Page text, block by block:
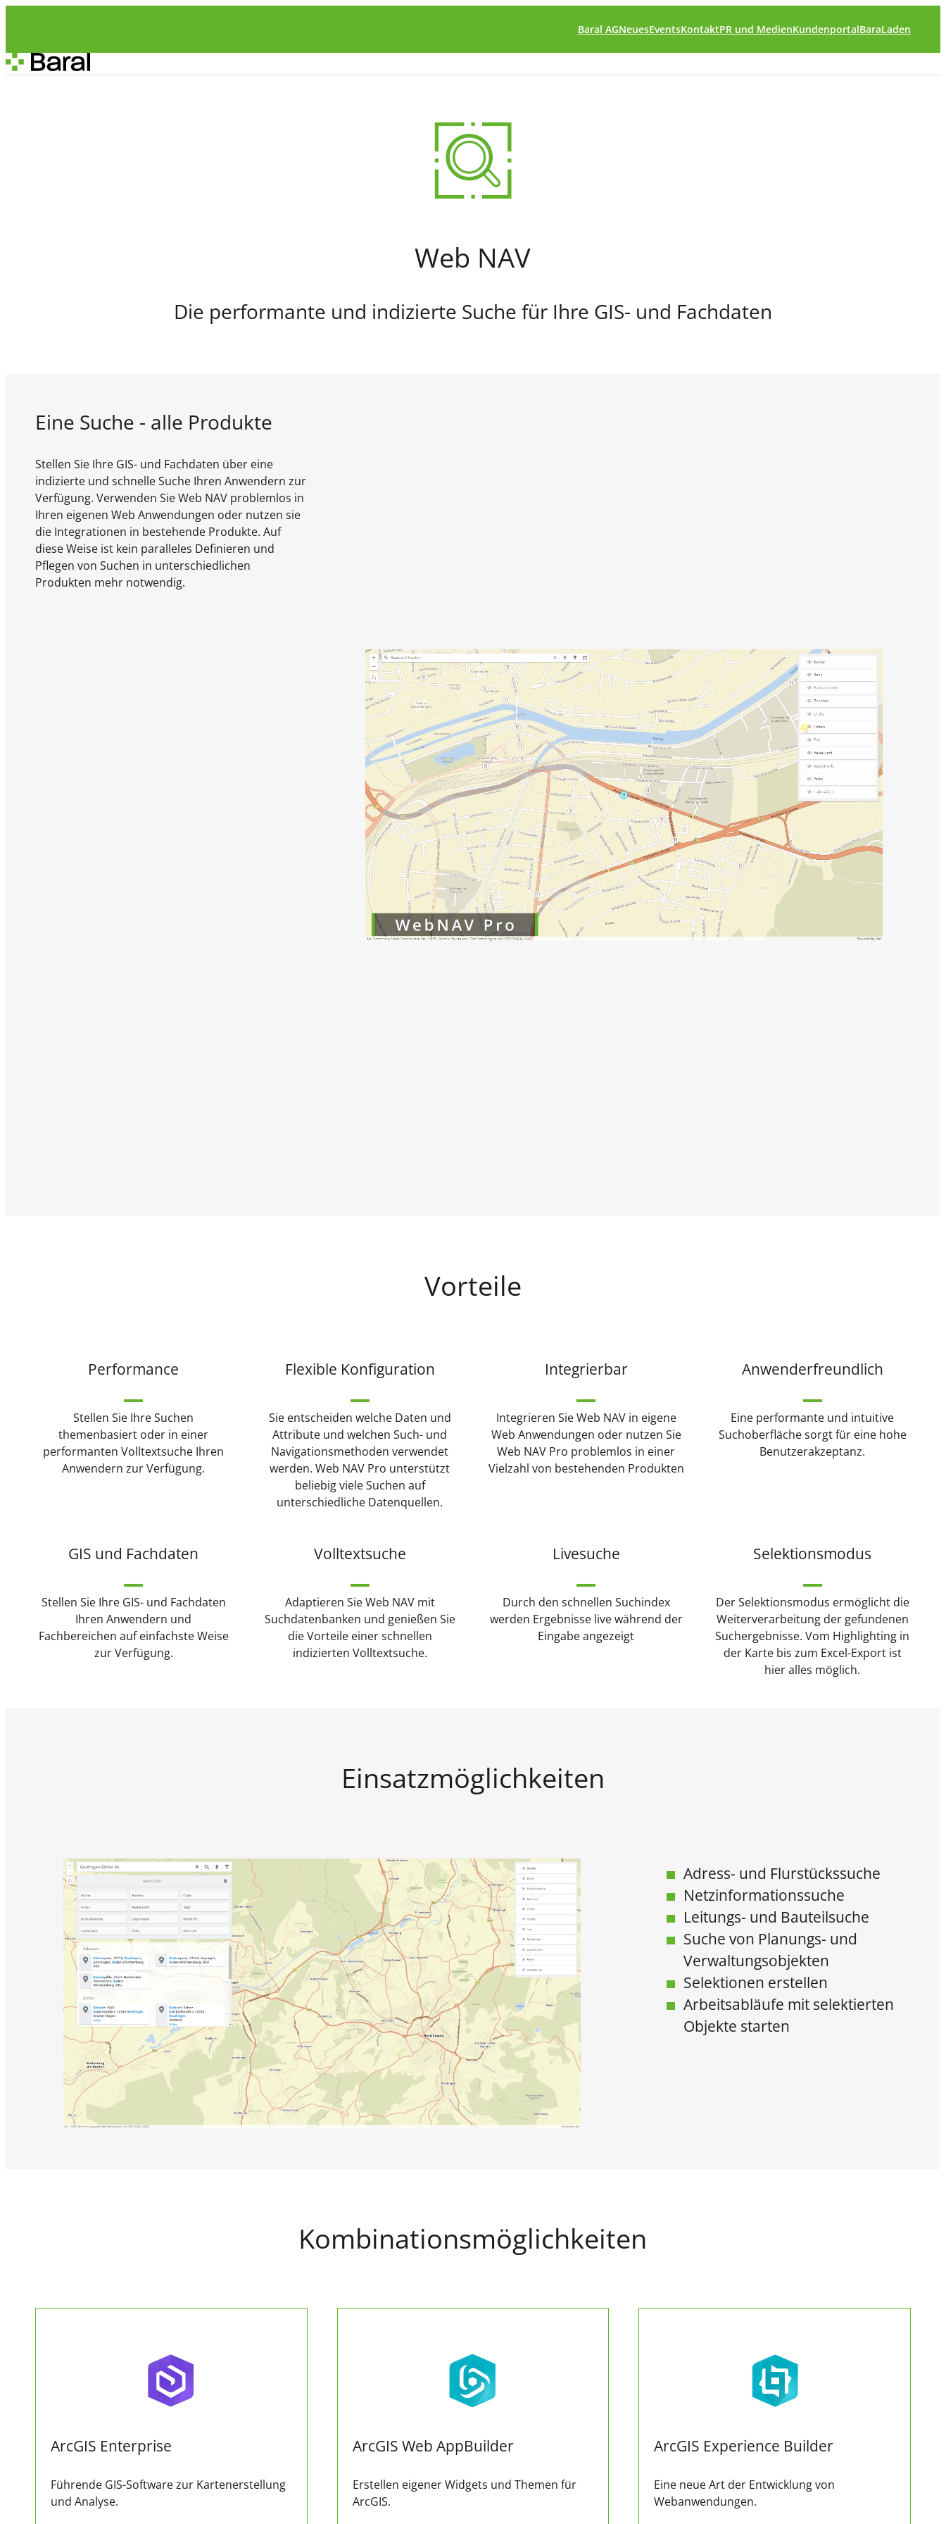
Baral AGNeuesEventsKontaktPR und MedienKundenportalBaraLaden
Web NAV
Die performante und indizierte Suche für Ihre GIS- und Fachdaten
Eine Suche - alle Produkte
Stellen Sie Ihre GIS- und Fachdaten über eine
indizierte und schnelle Suche Ihren Anwendern zur
Verfügung. Verwenden Sie Web NAV problemlos in
Ihren eigenen Web Anwendungen oder nutzen sie
die Integrationen in bestehende Produkte. Auf
diese Weise ist kein paralleles Definieren und
Pflegen von Suchen in unterschiedlichen
Produkten mehr notwendig.
Vorteile
Performance
Stellen Sie Ihre Suchen
themenbasiert oder in einer
performanten Volltextsuche Ihren
Anwendern zur Verfügung.
Flexible Konfiguration
Sie entscheiden welche Daten und
Attribute und welchen Such- und
Navigationsmethoden verwendet
werden. Web NAV Pro unterstützt
beliebig viele Suchen auf
unterschiedliche Datenquellen.
Integrierbar
Integrieren Sie Web NAV in eigene
Web Anwendungen oder nutzen Sie
Web NAV Pro problemlos in einer
Vielzahl von bestehenden Produkten
Anwenderfreundlich
Eine performante und intuitive
Suchoberfläche sorgt für eine hohe
Benutzerakzeptanz.
GIS und Fachdaten
Stellen Sie Ihre GIS- und Fachdaten
Ihren Anwendern und
Fachbereichen auf einfachste Weise
zur Verfügung.
Volltextsuche
Adaptieren Sie Web NAV mit
Suchdatenbanken und genießen Sie
die Vorteile einer schnellen
indizierten Volltextsuche.
Livesuche
Durch den schnellen Suchindex
werden Ergebnisse live während der
Eingabe angezeigt
Selektionsmodus
Der Selektionsmodus ermöglicht die
Weiterverarbeitung der gefundenen
Suchergebnisse. Vom Highlighting in
der Karte bis zum Excel-Export ist
hier alles möglich.
Einsatzmöglichkeiten
Adress- und Flurstückssuche
Netzinformationssuche
Leitungs- und Bauteilsuche
Suche von Planungs- und
Verwaltungsobjekten
Selektionen erstellen
Arbeitsabläufe mit selektierten
Objekte starten
Kombinationsmöglichkeiten
ArcGIS Enterprise
Führende GIS-Software zur Kartenerstellung
und Analyse.
ArcGIS Web AppBuilder
Erstellen eigener Widgets und Themen für
ArcGIS.
ArcGIS Experience Builder
Eine neue Art der Entwicklung von
Webanwendungen.